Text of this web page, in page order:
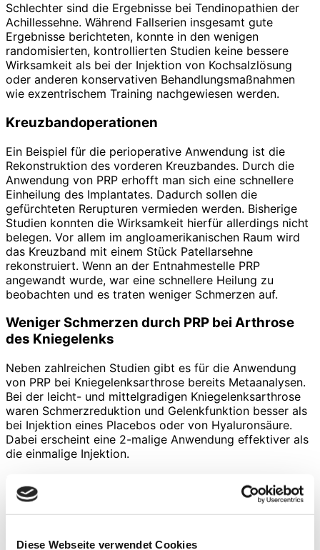
Diese Webseite verwendet Cookies
Schlechter sind die Ergebnisse bei Tendinopathien der
Achillessehne. Während Fallserien insgesamt gute
Ergebnisse berichteten, konnte in den wenigen
randomisierten, kontrollierten Studien keine bessere
Wirksamkeit als bei der Injektion von Kochsalzlösung
oder anderen konservativen Behandlungsmaßnahmen
wie exzentrischem Training nachgewiesen werden.
Kreuzbandoperationen
Ein Beispiel für die perioperative Anwendung ist die
Rekonstruktion des vorderen Kreuzbandes. Durch die
Anwendung von PRP erhofft man sich eine schnellere
Einheilung des Implantates. Dadurch sollen die
gefürchteten Rerupturen vermieden werden. Bisherige
Studien konnten die Wirksamkeit hierfür allerdings nicht
belegen. Vor allem im angloamerikanischen Raum wird
das Kreuzband mit einem Stück Patellarsehne
rekonstruiert. Wenn an der Entnahmestelle PRP
angewandt wurde, war eine schnellere Heilung zu
beobachten und es traten weniger Schmerzen auf.
Weniger Schmerzen durch PRP bei Arthrose
des Kniegelenks
Neben zahlreichen Studien gibt es für die Anwendung
von PRP bei Kniegelenksarthrose bereits Metaanalysen.
Bei der leicht- und mittelgradigen Kniegelenksarthrose
waren Schmerzreduktion und Gelenkfunktion besser als
bei Injektion eines Placebos oder von Hyaluronsäure.
Dabei erscheint eine 2-malige Anwendung effektiver als
die einmalige Injektion.
Effektive Hilfe durch PRP bei Tennisellenbogen
Auch die Anwendung bei der Epicondylitis lateralis
Strecksehnenansätze des Ellenbogens, ist gut